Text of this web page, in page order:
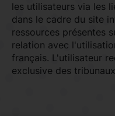
les utilisateurs via les
dans le cadre du site
ressources présentes
relation avec
français. L'utilisateur
exclusive des